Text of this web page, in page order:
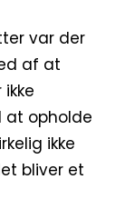
var der
af at
at opholde
ikke
bliver et